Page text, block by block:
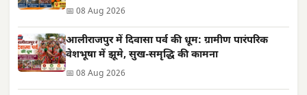
📅 08 Aug 2026
आलीराजपुर में दिवासा पर्व की धूम: ग्रामीण पारंपरिक
वेशभूषा में झूमे, सुख-समृद्धि की कामना
📅 08 Aug 2026